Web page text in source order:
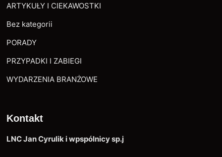
ARTYKUŁY I CIEKAWOSTKI
Bez kategorii
PORADY
PRZYPADKI I ZABIEGI
WYDARZENIA BRANŻOWE
Kontakt
LNC Jan Cyrulik i wpspólnicy sp.j